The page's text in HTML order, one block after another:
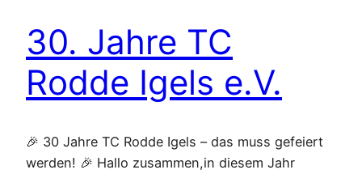
30. Jahre TC
Rodde Igels e.V.
🎉 30 Jahre TC Rodde Igels – das muss gefeiert
werden! 🎉 Hallo zusammen,in diesem Jahr